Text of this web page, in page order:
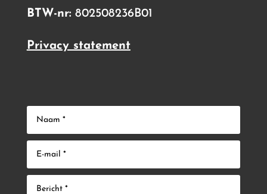
BTW-nr: 802508236B01
Privacy statement